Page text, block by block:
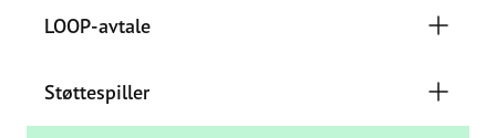
LOOP-avtale
Støttespiller